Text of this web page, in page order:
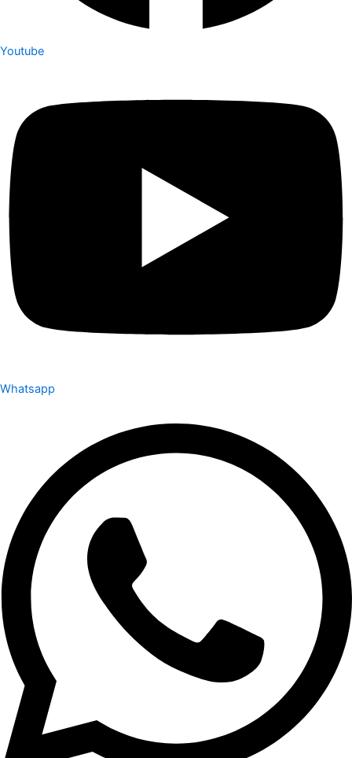
Youtube
Whatsapp